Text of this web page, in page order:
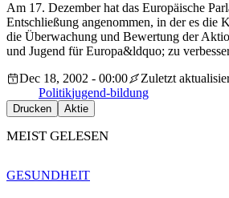
Am 17. Dezember hat das Europäische
Entschließung angenommen, in der es die
die Überwachung und Bewertung der
und Jugend für Europa&ldquo; zu
Dec 18, 2002 - 00:00
Zuletzt
Politikjugend-bildung
Drucken Aktie
MEIST GELESEN
GESUNDHEIT